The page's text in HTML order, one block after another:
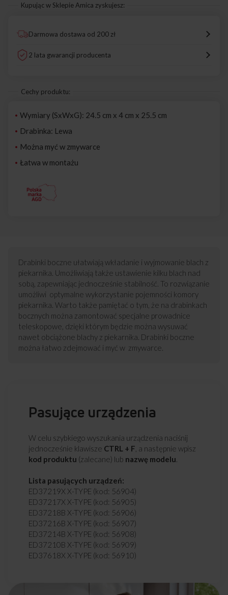
Kupując w Sklepie Amica zyskujesz:
Darmowa dostawa od 200 zł
2 lata gwarancji producenta
Cechy produktu:
Wymiary (SxWxG): 24.5 cm x 4 cm x 25.5 cm
Drabinka: Lewa
Można myć w zmywarce
Łatwa w montażu
Drabinki boczne ułatwiają wkładanie i wyjmowanie blach z
piekarnika. Umożliwiają także ustawienie kilku blach nad
sobą, zapewniając jednocześnie stabilność. To rozwiązanie
umożliwi optymalne wykorzystanie pojemności komory
piekarnika. Warto także pamiętać o tym, że na drabinkach
bocznych można zamontować specjalne prowadnice
teleskopowe, dzięki którym będzie można wysuwać
nawet obciążone blachy z piekarnika. Drabinki boczne
można łatwo zdejmować i myć w zmywarce.
Pasujące urządzenia
W celu szybkiego wyszukania urządzenia naciśnij
jednocześnie klawisze CTRL + F , a następnie wpisz
kod produktu (zalecane) lub nazwę modelu
Lista pasujących urządzeń:
ED37219X X-TYPE (kod: 56904)
ED37217X X-TYPE (kod: 56905)
ED37218B X-TYPE (kod: 56906)
ED37216B X-TYPE (kod: 56907)
ED37214B X-TYPE (kod: 56908)
ED37210B X-TYPE (kod: 56909)
ED37618X X-TYPE (kod: 56910)